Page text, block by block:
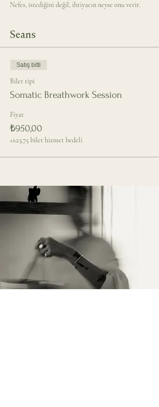
Nefes, istediğini değil, ihtiyacın neyse onu verir.
Seans
Satış bitti
Bilet tipi
Somatic Breathwork Session
Fiyat
₺950,00
+₺23,75 bilet hizmet bedeli